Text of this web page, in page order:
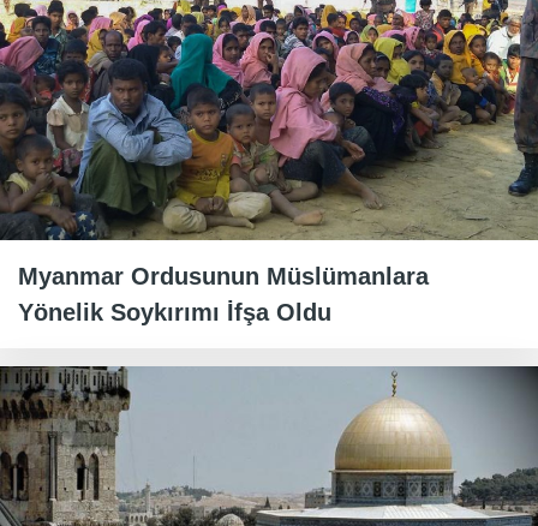
Myanmar Ordusunun Müslümanlara
Yönelik Soykırımı İfşa Oldu